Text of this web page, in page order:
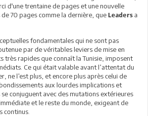
d'une trentaine de pages et une nouvelle
70 pages comme la dernière, que Leaders a
fondamentales qui ne sont pas
par de véritables leviers de mise en
très rapides que connaît la Tunisie, imposent
Ce qui était valable avant l’attentat du
ne l’est plus, et encore plus après celui de
aux lourdes implications et
conjuguent avec des mutations extérieures
et le reste du monde, exigeant de
continus.